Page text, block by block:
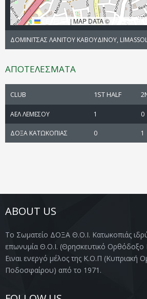
| MAP DATA ©
ΔΟΜΙΝΙΤΣΑΣ ΛΑΝΙΤΟΥ ΚΑΒΟΥΔΙΝΟΥ, LIMASSOL
ΑΠΟΤΕΛΕΣΜΑΤΑ
CLUB 1ST HALF
ΑΕΛ ΛΕΜΕΣΟΥ 1 0
ΔΟΞΑ ΚΑΤΩΚΟΠΙΑΣ 0 1
ABOUT US
Το Σωματείο ΔΟΞΑ Θ.Ο.Ι. Κατωκοπιάς
επωνυμία Θ.Ο.Ι. (Θρησκευτικό Ορθόδοξο
Ειναι ενεργό μέλος της Κ.Ο.Π (Κυπριακή
Ποδοσφαίρου) από το 1971.